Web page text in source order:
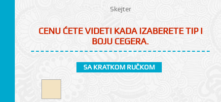
Skejter
CENU ĆETE VIDETI KADA IZABERETE TIP I
BOJU CEGERA.
SA KRATKOM RUČKOM